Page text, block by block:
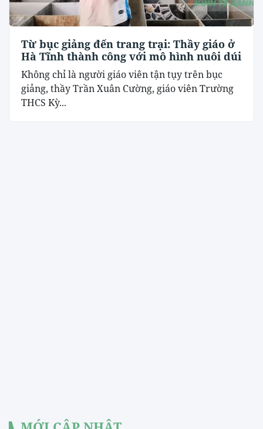
Từ bục giảng đến trang trại: Thầy giáo ở
Hà Tĩnh thành công với mô hình nuôi dúi
Không chỉ là người giáo viên tận tụy trên bục
giảng, thầy Trần Xuân Cường, giáo viên Trường
THCS Kỳ...